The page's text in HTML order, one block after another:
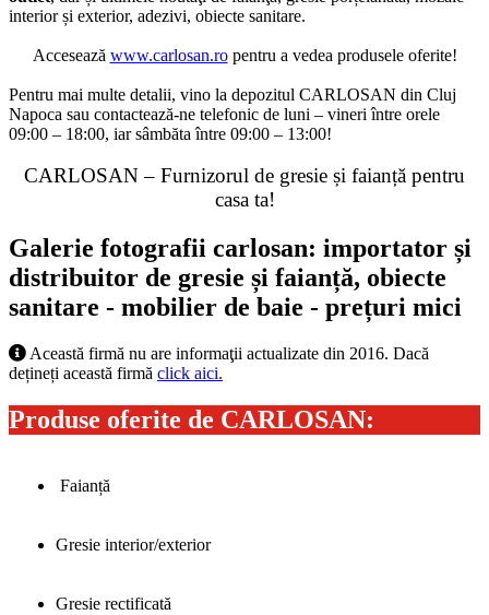
interior și exterior, adezivi, obiecte sanitare.
Accesează www.carlosan.ropentru a vedea produsele oferite!
Pentru mai multe detalii, vino la depozitul CARLOSAN din Cluj
Napoca sau contactează-ne telefonic de luni – vineri între orele
09:00 – 18:00, iar sâmbăta între 09:00 – 13:00!
CARLOSAN – Furnizorul de gresie și faianță pentru
casa ta!
Galerie fotografii carlosan: importator și
distribuitor de gresie și faianță, obiecte
sanitare - mobilier de baie - prețuri mici
Această firmă nu are informaţii actualizate din 2016. Dacă
dețineți această firmă click aici.
Produse oferite de CARLOSAN:
Faianță
Gresie interior/exterior
Gresie rectificată